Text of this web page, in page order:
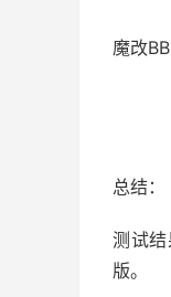
魔改
总结：
测试
版。